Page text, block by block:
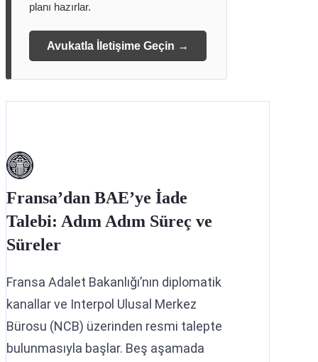
planı hazırlar.
Avukatla İletişime Geçin →
Fransa’dan BAE’ye İade
Talebi: Adım Adım Süreç ve
Süreler
Fransa Adalet Bakanlığı’nın diplomatik
kanallar ve Interpol Ulusal Merkez
Bürosu (NCB) üzerinden resmi talepte
bulunmasıyla başlar. Beş aşamada